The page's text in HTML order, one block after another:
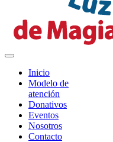
Inicio
Modelo de
atención
Donativos
Eventos
Nosotros
Contacto